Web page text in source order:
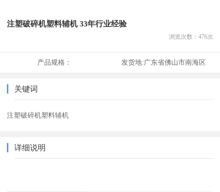
注塑破碎机塑料辅机 33年行业经验
浏览次数： 476次
产品规格： 发货地:广东省佛山市南海区
关键词
注塑破碎机塑料辅机
详细说明